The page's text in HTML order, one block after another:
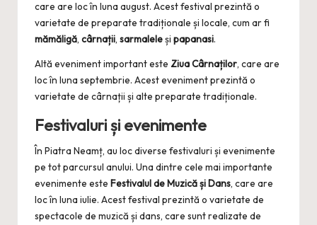
care are loc în luna august. Acest festival prezintă o
varietate de preparate tradiționale și locale, cum ar fi
mămăligă, cârnații, sarmaleleși papanasi.
Altă eveniment important este Ziua Cârnaților, care are
loc în luna septembrie. Acest eveniment prezintă o
varietate de cârnații și alte preparate tradiționale.
Festivaluri și evenimente
În Piatra Neamț, au loc diverse festivaluri și evenimente
pe tot parcursul anului. Una dintre cele mai importante
evenimente este Festivalul de Muzică și Dans, care are
loc în luna iulie. Acest festival prezintă o varietate de
spectacole de muzică și dans, care sunt realizate de